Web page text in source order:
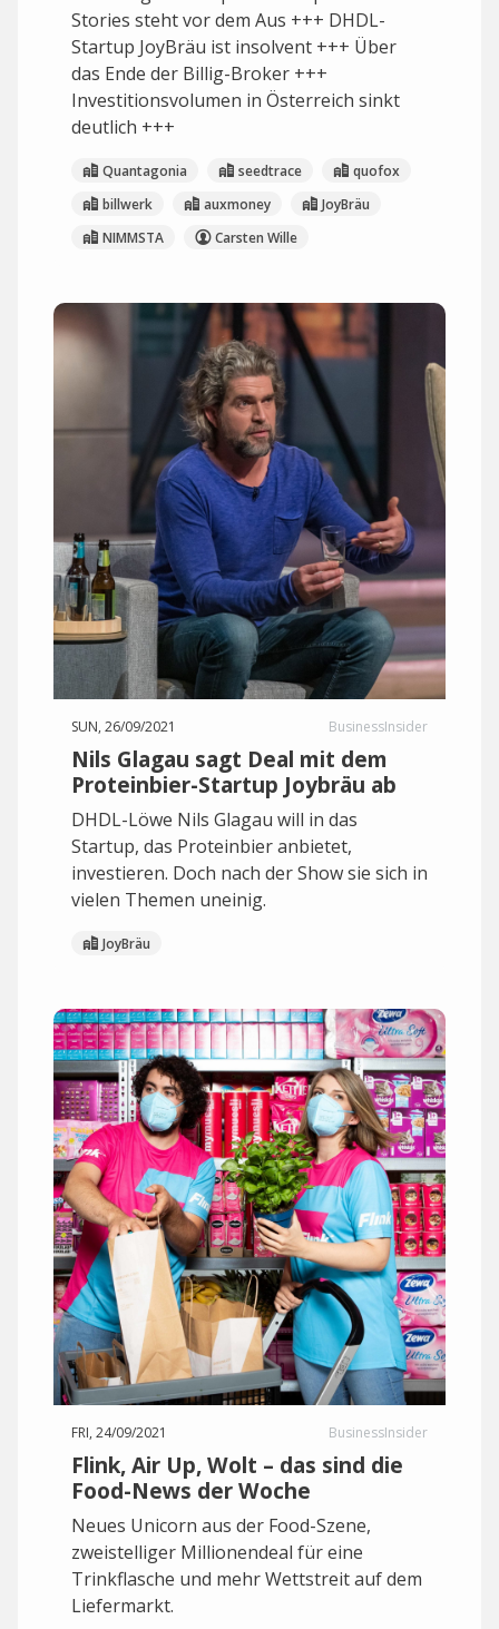
Stories steht vor dem Aus +++ DHDL-
Startup JoyBräu ist insolvent +++ Über
das Ende der Billig-Broker +++
Investitionsvolumen in Österreich sinkt
deutlich +++
Quantagonia seedtrace
quofox
billwerk
auxmoney
JoyBräu
NIMMSTA
Carsten Wille
SUN, 26/09/2021 BusinessInsider
Nils Glagau sagt Deal mit dem
Proteinbier-Startup Joybräu ab
DHDL-Löwe Nils Glagau will in das
Startup, das Proteinbier anbietet,
investieren. Doch nach der Show sie sich in
vielen Themen uneinig.
JoyBräu
FRI, 24/09/2021 BusinessInsider
Flink, Air Up, Wolt – das sind die
Food-News der Woche
Neues Unicorn aus der Food-Szene,
zweistelliger Millionendeal für eine
Trinkflasche und mehr Wettstreit auf dem
Liefermarkt.